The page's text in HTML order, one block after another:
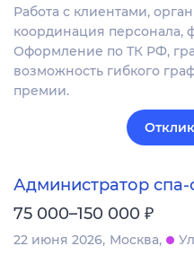
Работа с клиентами,
координация персонала,
Оформление по ТК РФ,
возможность гибкого
премии.
Администратор спа-
75 000–150 000 ₽
22 июня 2026 Москва